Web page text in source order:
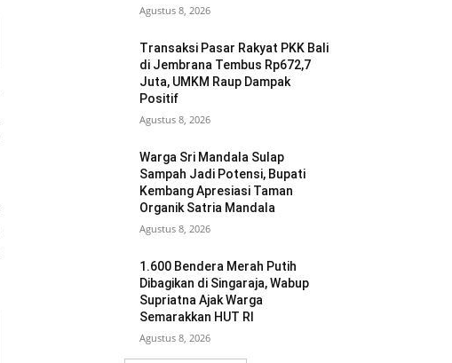
Agustus 8, 2026
Transaksi Pasar Rakyat PKK Bali
di Jembrana Tembus Rp672,7
Juta, UMKM Raup Dampak
Positif
Agustus 8, 2026
Warga Sri Mandala Sulap
Sampah Jadi Potensi, Bupati
Kembang Apresiasi Taman
Organik Satria Mandala
Agustus 8, 2026
1.600 Bendera Merah Putih
Dibagikan di Singaraja, Wabup
Supriatna Ajak Warga
Semarakkan HUT RI
Agustus 8, 2026